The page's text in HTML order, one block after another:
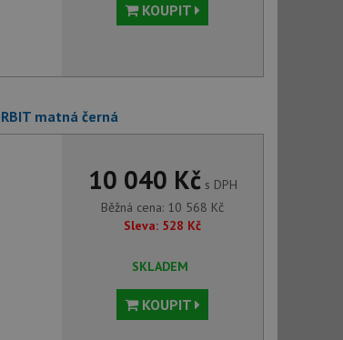
KOUPIT
matná černá
10 040 Kčs DPH
Běžná cena: 10 568 Kč
Sleva: 528 Kč
SKLADEM
KOUPIT